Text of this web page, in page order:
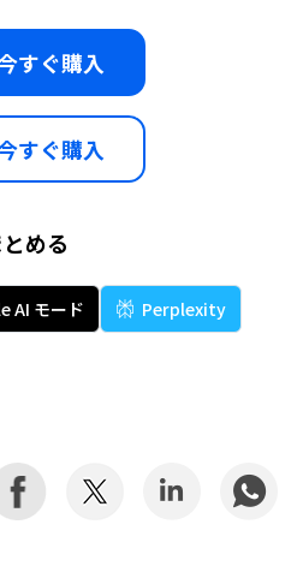
すぐ購入
すぐ購入
める
AI モード
Perplexity